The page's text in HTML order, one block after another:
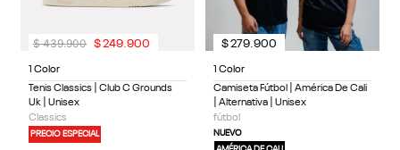
1 Color
Tenis Classics | Club C Grounds
Uk | Unisex
Classics
PRECIO ESPECIAL
$ 439.900 $249.900
1 Color
Camiseta Fútbol | América De Cali
| Alternativa | Unisex
fútbol
NUEVO
$279.900